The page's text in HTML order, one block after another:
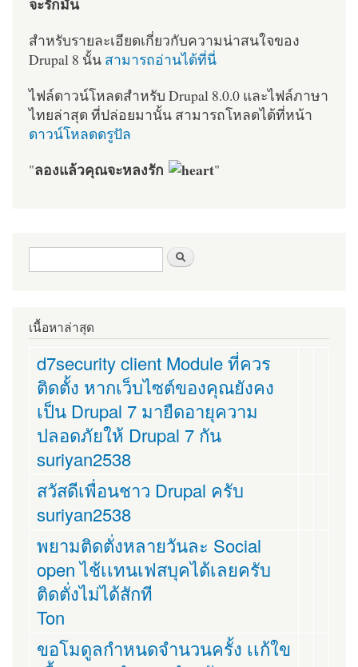
สำหรับรายละเอียดเกี่ยวกับความน่าสนใจของ
Drupal 8 นั้น สามารถอ่านได้ที่นี่
ไฟล์ดาวน์โหลดสำหรับ Drupal 8.0.0 และไฟล์ภาษา
ไทยล่าสุด ที่ปล่อยมานั้น สามารถโหลดได้ที่หน้า
ดาวน์โหลดดรูปัล
"ลองแล้วคุณจะหลงรัก "
ฟอร์มค้นหา
เนื้อหาล่าสุด
d7security client Module ที่ควร
ติดตั้ง หากเว็บไซต์ของคุณยังคง
เป็น Drupal 7 มายืดอายุความ
ปลอดภัยให้ Drupal 7 กัน
suriyan2538
สวัสดีเพื่อนชาว Drupal ครับ
suriyan2538
พยามติดตั่งหลายวันละ Social
open ไช้เเทนเฟสบุคได้เลยครับ
ติดตั่งไม่ได้สักที
Ton
ขอโมดูลกำหนดจำนวนครั้ง เเก้ใข